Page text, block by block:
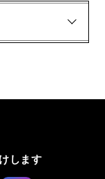
します